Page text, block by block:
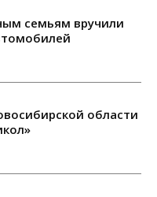
семьям вручили
области